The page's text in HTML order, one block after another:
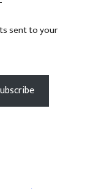
sent to your